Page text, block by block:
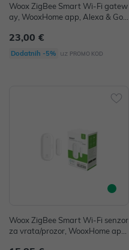
Woox ZigBee Smart Wi-Fi gatew
ay, WooxHome app, Alexa & Goo
23,00 €
Dodatnih -5% uz PROMO KOD
Woox ZigBee Smart Wi-Fi senzor
za vrata/prozor, WooxHome app,